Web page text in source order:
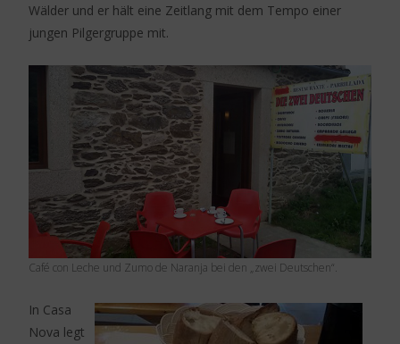
Wälder und er hält eine Zeitlang mit dem Tempo einer
jungen Pilgergruppe mit.
Café con Leche und Zumo de Naranja bei den „zwei Deutschen“.
In Casa
Nova legt